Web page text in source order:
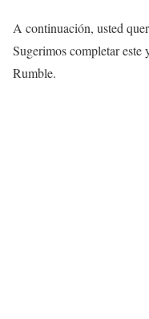
A continuación, usted
Sugerimos completar este
Rumble.